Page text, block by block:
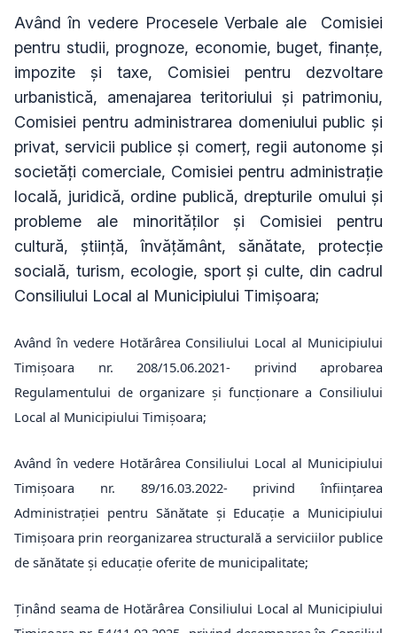
Având în vedere Procesele Verbale ale
Comisiei
pentru studii, prognoze, economie, buget, finanțe,
impozite și taxe, Comisiei pentru dezvoltare
urbanistică, amenajarea teritoriului și patrimoniu,
Comisiei pentru administrarea domeniului public și
privat, servicii publice și comerț, regii autonome și
societăți comerciale, Comisiei pentru administrație
locală, juridică, ordine publică, drepturile omului și
probleme ale minorităților și Comisiei pentru
cultură, știință, învățământ, sănătate, protecție
socială, turism, ecologie, sport și culte, din cadrul
Consiliului Local al Municipiului Timișoara;
Având în vedere Hotărârea Consiliului Local al Municipiului
Timișoara nr. 208/15.06.2021- privind aprobarea
Regulamentului de organizare și funcționare a Consiliului
Local al Municipiului Timișoara;
Având în vedere Hotărârea Consiliului Local al Municipiului
Timișoara nr. 89/16.03.2022- privind înființarea
Administrației pentru Sănătate și Educație a Municipiului
Timișoara prin reorganizarea structurală a serviciilor publice
de sănătate și educație oferite de municipalitate;
Ținând seama de Hotărârea Consiliului Local al Municipiului